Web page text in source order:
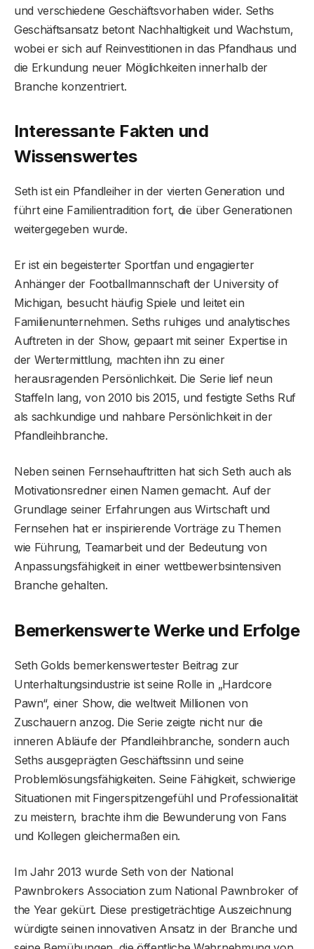
und verschiedene Geschäftsvorhaben wider. Seths
Geschäftsansatz betont Nachhaltigkeit und Wachstum,
wobei er sich auf Reinvestitionen in das Pfandhaus und
die Erkundung neuer Möglichkeiten innerhalb der
Branche konzentriert.
Interessante Fakten und
Wissenswertes
Seth ist ein Pfandleiher in der vierten Generation und
führt eine Familientradition fort, die über Generationen
weitergegeben wurde.
Er ist ein begeisterter Sportfan und engagierter
Anhänger der Footballmannschaft der University of
Michigan, besucht häufig Spiele und leitet ein
Familienunternehmen. Seths ruhiges und analytisches
Auftreten in der Show, gepaart mit seiner Expertise in
der Wertermittlung, machten ihn zu einer
herausragenden Persönlichkeit. Die Serie lief neun
Staffeln lang, von 2010 bis 2015, und festigte Seths Ruf
als sachkundige und nahbare Persönlichkeit in der
Pfandleihbranche.
Neben seinen Fernsehauftritten hat sich Seth auch als
Motivationsredner einen Namen gemacht. Auf der
Grundlage seiner Erfahrungen aus Wirtschaft und
Fernsehen hat er inspirierende Vorträge zu Themen
wie Führung, Teamarbeit und der Bedeutung von
Anpassungsfähigkeit in einer wettbewerbsintensiven
Branche gehalten.
Bemerkenswerte Werke und Erfolge
Seth Golds bemerkenswertester Beitrag zur
Unterhaltungsindustrie ist seine Rolle in „Hardcore
Pawn“, einer Show, die weltweit Millionen von
Zuschauern anzog. Die Serie zeigte nicht nur die
inneren Abläufe der Pfandleihbranche, sondern auch
Seths ausgeprägten Geschäftssinn und seine
Problemlösungsfähigkeiten. Seine Fähigkeit, schwierige
Situationen mit Fingerspitzengefühl und Professionalität
zu meistern, brachte ihm die Bewunderung von Fans
und Kollegen gleichermaßen ein.
Im Jahr 2013 wurde Seth von der National
Pawnbrokers Association zum National Pawnbroker of
the Year gekürt. Diese prestigeträchtige Auszeichnung
würdigte seinen innovativen Ansatz in der Branche und